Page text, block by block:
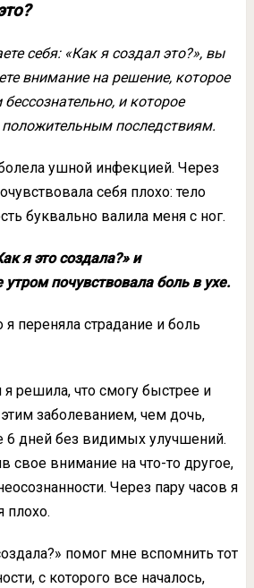
себя: «Как я создал это?», вы
внимание на решение, которое
и которое
положительным последствиям.
ушной инфекцией. Через
себя плохо: тело
буквально валила меня с ног.
я это создала?» и
почувствовала боль в ухе.
переняла страдание и боль
решила, что смогу быстрее и
заболеванием, чем дочь,
6 дней без видимых улучшений.
свое внимание на что-то другое,
Через пару часов я
плохо.
помог мне вспомнить тот
с которого все началось,